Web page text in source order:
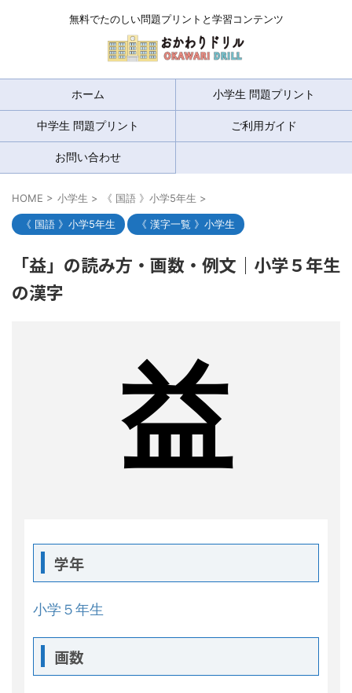
無料でたのしい問題プリントと学習コンテンツ
ホーム 小学生 問題プリント
中学生 問題プリント ご利用ガイド
お問い合わせ
HOME > 小学生 > 《 国語 》小学5年生 >
《 国語 》小学5年生 《 漢字一覧 》小学生
「益」の読み方・画数・例文｜小学５年生
の漢字
益
学年
小学５年生
画数